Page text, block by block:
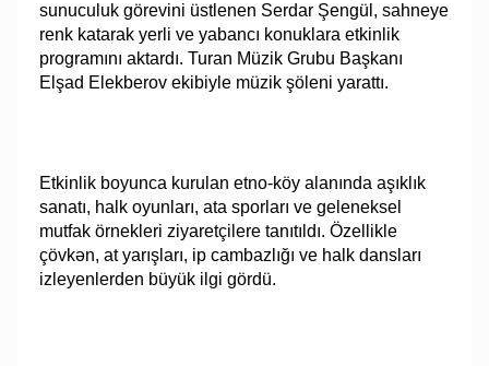
sunuculuk görevini üstlenen Serdar Şengül, sahneye
renk katarak yerli ve yabancı konuklara etkinlik
programını aktardı. Turan Müzik Grubu Başkanı
Elşad Elekberov ekibiyle müzik şöleni yarattı.
Etkinlik boyunca kurulan etno-köy alanında aşıklık
sanatı, halk oyunları, ata sporları ve geleneksel
mutfak örnekleri ziyaretçilere tanıtıldı. Özellikle
çövkən, at yarışları, ip cambazlığı ve halk dansları
izleyenlerden büyük ilgi gördü.